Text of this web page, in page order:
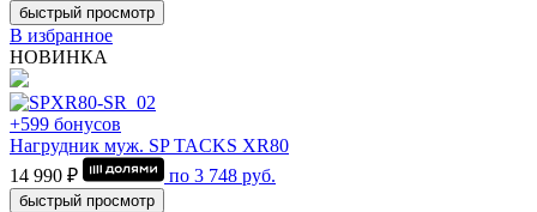
быстрый просмотр
В избранное
НОВИНКА
+599 бонусов
Нагрудник муж. SP TACKS XR80
14 990 ₽
по 3 748 руб.
быстрый просмотр